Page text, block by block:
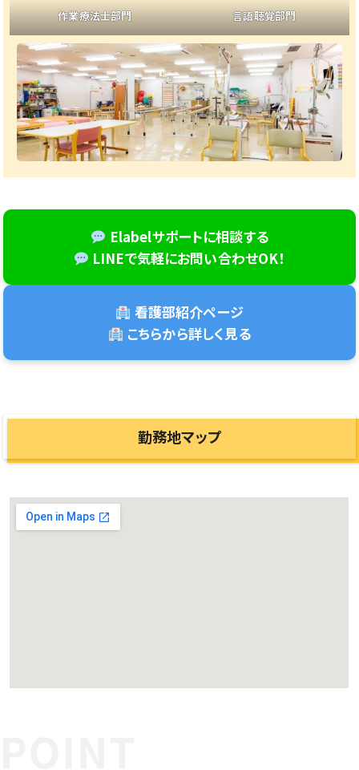
作業療法士部門 言語聴覚部門
Elabelサポートに相談する
LINEで気軽にお問い合わせOK！
看護部紹介ページ
こちらから詳しく見る
勤務地マップ